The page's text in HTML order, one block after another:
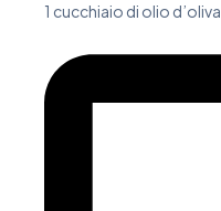
1 cucchiaio di olio d’oliva